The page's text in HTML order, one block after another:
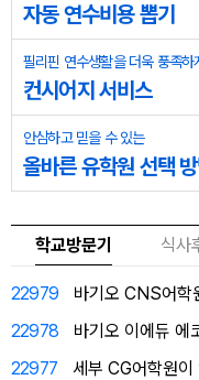
자동 연수비용 뽑기
필리핀 연수생활을 더욱 풍족하
컨시어지 서비스
안심하고 믿을 수 있는
올바른 유학원 선택
학교방문기 식사
22979
바기오 CNS어학
22978
바기오 이에듀
22977
세부 CG어학원